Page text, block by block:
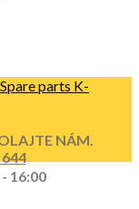
NÁM.
16:00
Spare parts K-